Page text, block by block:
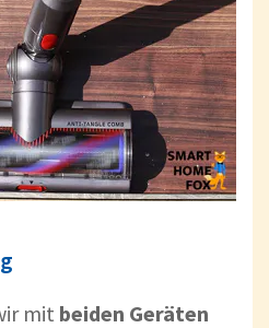
mit beiden Geräten